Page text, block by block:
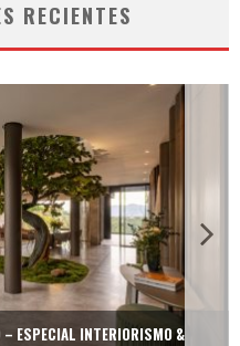
RECIENTES
ESPECIAL INTERIORISMO &